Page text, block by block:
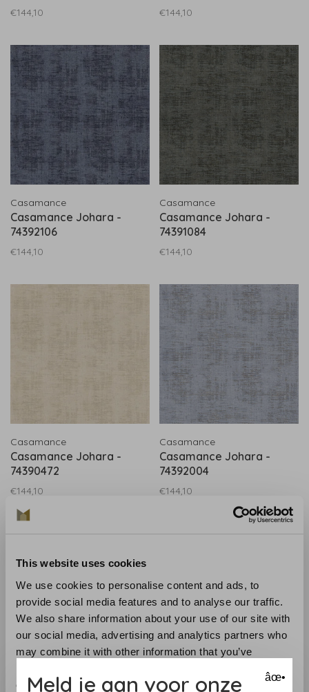
This website uses cookies
We use cookies to personalise content and ads, to
provide social media features and to analyse our traffic.
We also share information about your use of our site with
our social media, advertising and analytics partners who
may combine it with other information that you’ve
of their services.
€144,10 €144,10
Casamance
Casamance Johara -
74392106
€144,10
Casamance
Casamance Johara -
74391084
€144,10
Casamance
Casamance Johara -
74390472
€144,10
Casamance
Casamance Johara -
74392004
€144,10
Casamance Casamance âœ•
Meld je aan voor onze